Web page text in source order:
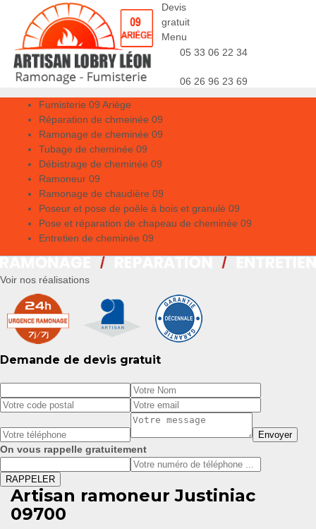
Devis
gratuit
Menu
05 33 06 22 34
06 26 96 23 69
Fumisterie 09 Ariège
Réparation de chmeinée 09
Ramonage de cheminée 09
Tubage de cheminée 09
Débistrage de cheminée 09
Ramoneur 09
Ramonage de chaudière 09
Poseur et pose de poêle à bois et granulé 09
Pose et réparation de chapeau de cheminée 09
Entretien de cheminée 09
Voir nos réalisations
Demande de devis gratuit
On vous rappelle gratuitement
Artisan ramoneur Justiniac
09700